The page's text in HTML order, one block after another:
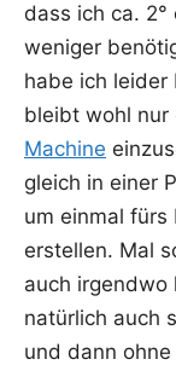
dass ich ca.
weni­ger
habe ich lei­der
bleibt wohl nur
Ma­chi­ne
gleich in einer
um ein­mal fürs
erstel­len. Mal
auch irgend­wo
natür­lich auch
und dann